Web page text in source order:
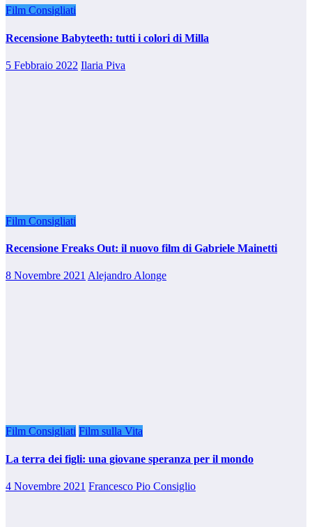
Film Consigliati
Recensione Babyteeth: tutti i colori di Milla
5 Febbraio 2022 Ilaria Piva
Film Consigliati
Recensione Freaks Out: il nuovo film di Gabriele Mainetti
8 Novembre 2021 Alejandro Alonge
Film Consigliati Film sulla Vita
La terra dei figli: una giovane speranza per il mondo
4 Novembre 2021 Francesco Pio Consiglio